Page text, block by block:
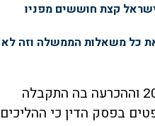
קצת חוששים מפניו
כל משאלות הממשלה וזה לא
העתירה הוגשה כבר בשנת 2014 וההכרעה בה התקבלה
בפסק הדין כי ההליכים